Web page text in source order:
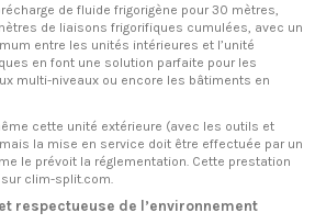
de fluide frigorigène pour 30 mètres,
de liaisons frigorifiques cumulées, avec un
entre les unités intérieures et l’unité
en font une solution parfaite pour les
multi-niveaux ou encore les bâtiments en
cette unité extérieure (avec les outils et
la mise en service doit être effectuée par un
le prévoit la réglementation. Cette prestation
clim-split.com.
respectueuse de l’environnement